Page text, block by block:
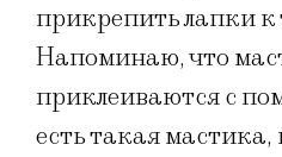
прикрепить лапки к
Напоминаю, что
приклеиваются с
есть такая мастика,